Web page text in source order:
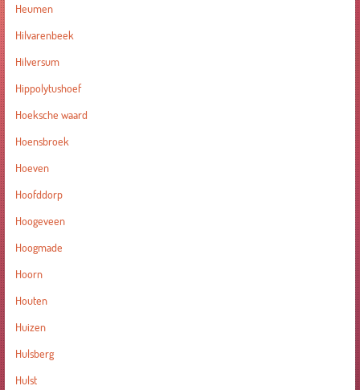
Heumen
Hilvarenbeek
Hilversum
Hippolytushoef
Hoeksche waard
Hoensbroek
Hoeven
Hoofddorp
Hoogeveen
Hoogmade
Hoorn
Houten
Huizen
Hulsberg
Hulst